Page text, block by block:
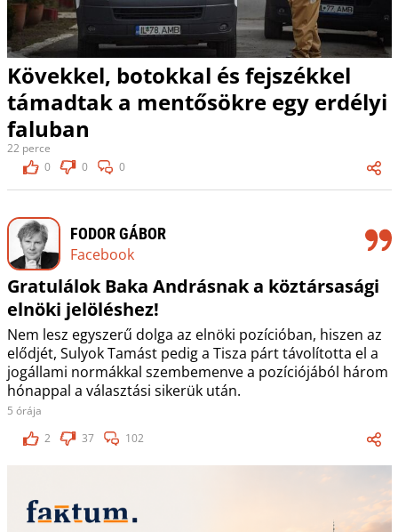
Kövekkel, botokkal és fejszékkel
támadtak a mentősökre egy erdélyi
faluban
22 perce
0
0 0
FODOR GÁBOR
Facebook
Gratulálok Baka Andrásnak a köztársasági
elnöki jelöléshez!
Nem lesz egyszerű dolga az elnöki pozícióban, hiszen az
elődjét, Sulyok Tamást pedig a Tisza párt távolította el a
jogállami normákkal szembemenve a pozíciójából három
hónappal a választási sikerük után.
5 órája
2
37 102